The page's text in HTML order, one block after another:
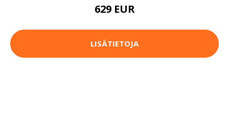
629 EUR
LISÄTIETOJA